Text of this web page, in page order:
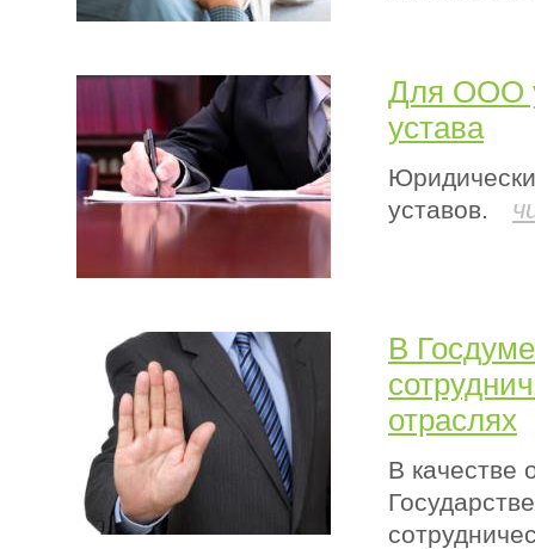
Для ООО
устава
уставов.
В
отраслях
В качестве